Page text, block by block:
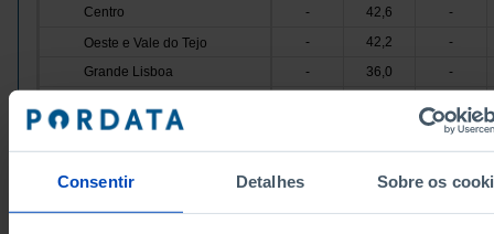
Consentir Detalhes Sobre os
Centro
- 42,6
-
Oeste e Vale do Tejo
- 42,2
-
Grande Lisboa
- 36,0
-
Alentejo
-
Região Autónoma dos Açores
46,1 38,6
29,3